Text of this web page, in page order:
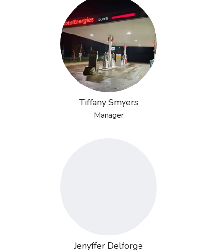
Tiffany Smyers
Manager
Jenyffer Delforge